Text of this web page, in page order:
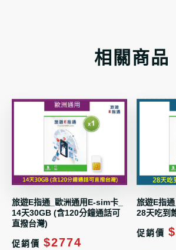
相關商品
旅遊E指通_歐洲通用E-sim卡_
14天30GB (含120分鐘通話可
直撥台灣)
促銷價 $2774
旅遊E指
28天吃到
促銷價